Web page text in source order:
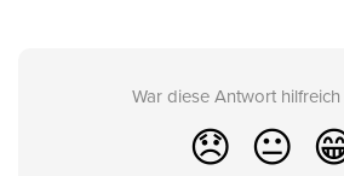
War diese Antwort
😞 😐